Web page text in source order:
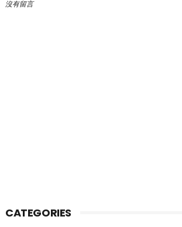
沒有留言
CATEGORIES